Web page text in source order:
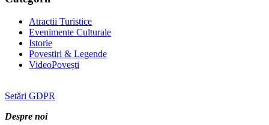
Atractii Turistice
Evenimente Culturale
Istorie
Povestiri & Legende
VideoPovești
Setări GDPR
Despre noi